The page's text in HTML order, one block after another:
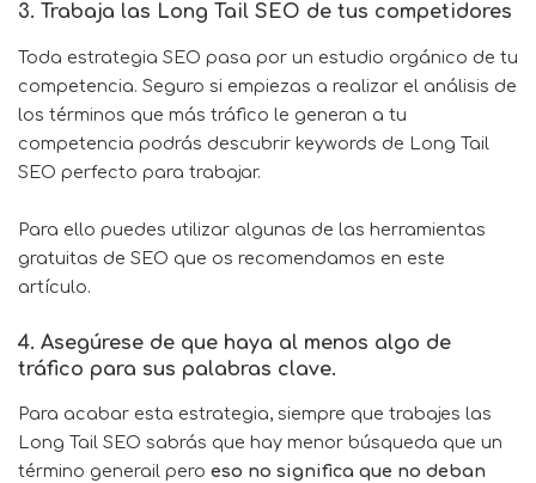
3. Trabaja las Long Tail SEO de tus competidores
Toda estrategia SEO pasa por un estudio orgánico de tu
competencia. Seguro si empiezas a realizar el análisis de
los términos que más tráfico le generan a tu
competencia podrás descubrir keywords de Long Tail
SEO perfecto para trabajar.
Para ello puedes utilizar algunas de las herramientas
gratuitas de SEO que os recomendamos en este
artículo.
4. Asegúrese de que haya al menos algo de
tráfico para sus palabras clave.
Para acabar esta estrategia, siempre que trabajes las
Long Tail SEO sabrás que hay menor búsqueda que un
término generail pero eso no significa que no deban